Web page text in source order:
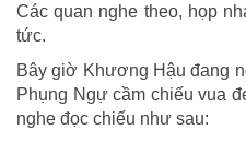
Các quan nghe theo, họp
tức.
Bây giờ Khương Hậu đang
Phụng Ngự cầm chiếu vua
nghe đọc chiếu như sau: